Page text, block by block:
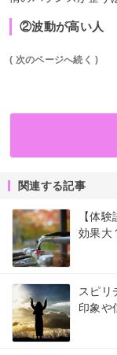
②波動が高い人
( 次のページへ続く )
関連する記事
【体
効果大
スピリ
印象や